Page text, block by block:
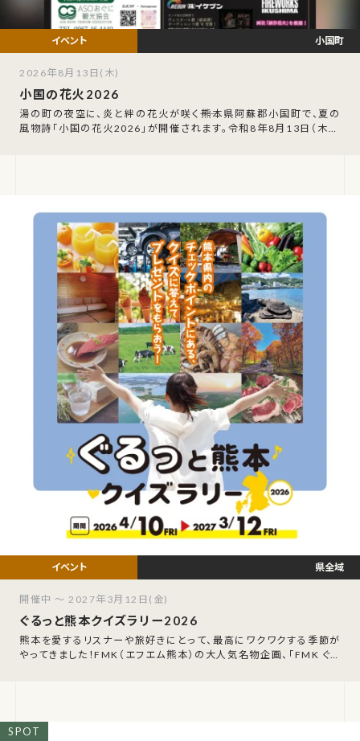
小国の花火2026
湯の町の夜空に、炎と絆の花火が咲く――熊本県阿蘇郡小国町で、夏の
風物詩「小国の花火2026」が開催されます。令和8年8月13日（木）、
小国町
2026年8月13日(木)
ぐるっと熊本クイズラリー2026
熊本を愛するリスナーや旅好きにとって、最高にワクワクする季節が
やってきました！FMK（エフエム熊本）の大人気名物企画、「FMK ぐる
県全域
開催中 ～ 2027年3月12日(金)